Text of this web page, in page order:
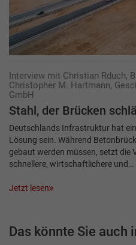
Interview mit Christian Rduch,
Christopher M. Hartmann,
GmbH
Stahl, der Brücken
Deutschlands Infrastruktur hat
Lösung sein. Während
gebaut werden müssen, setzt die
schnellere, wirtschaftlichere und…
Jetzt lesen
Das könnte Sie auch